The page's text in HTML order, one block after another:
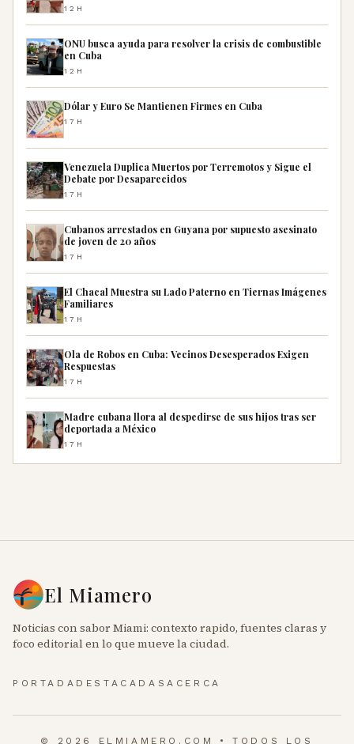
12H
ONU busca ayuda para resolver la crisis de combustible
en Cuba
12H
Dólar y Euro Se Mantienen Firmes en Cuba
17H
Venezuela Duplica Muertos por Terremotos y Sigue el
Debate por Desaparecidos
17H
Cubanos arrestados en Guyana por supuesto asesinato
de joven de 20 años
17H
El Chacal Muestra su Lado Paterno en Tiernas Imágenes
Familiares
17H
Ola de Robos en Cuba: Vecinos Desesperados Exigen
Respuestas
17H
Madre cubana llora al despedirse de sus hijos tras ser
deportada a México
17H
El Miamero
Noticias con sabor Miami: contexto rapido, fuentes claras y
foco editorial en lo que mueve la ciudad.
PORTADA DESTACADASACERCA
© 2026 ELMIAMERO.COM • TODOS LOS